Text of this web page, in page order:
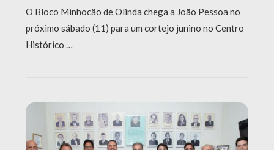
O Bloco Minhocão de Olinda chega a João Pessoa no
próximo sábado (11) para um cortejo junino no Centro
Histórico …